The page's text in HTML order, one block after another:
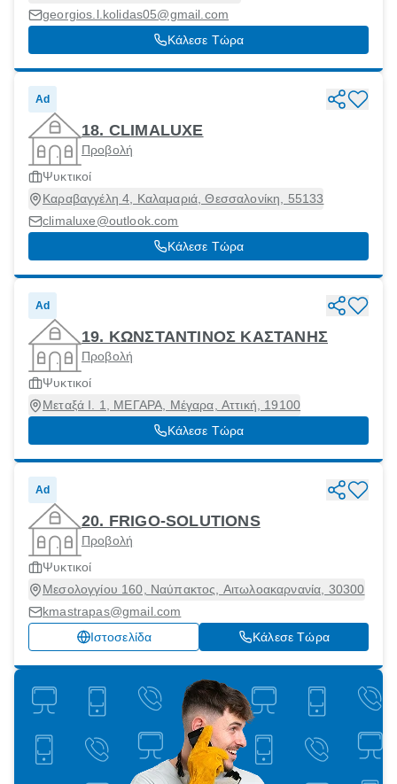
georgios.l.kolidas05@gmail.com
Κάλεσε Τώρα
Ad
18. CLIMALUXE
Προβολή
Ψυκτικοί
Καραβαγγέλη 4, Καλαμαριά, Θεσσαλονίκη, 55133
climaluxe@outlook.com
Κάλεσε Τώρα
Ad
19. KΩΝΣΤΑΝΤΙΝΟΣ ΚΑΣΤΑΝΗΣ
Προβολή
Ψυκτικοί
Μεταξά Ι. 1, ΜΕΓΑΡΑ, Μέγαρα, Αττική, 19100
Κάλεσε Τώρα
Ad
20. FRIGO-SOLUTIONS
Προβολή
Ψυκτικοί
Μεσολογγίου 160, Ναύπακτος, Αιτωλοακαρνανία, 30300
kmastrapas@gmail.com
Ιστοσελίδα
Κάλεσε Τώρα